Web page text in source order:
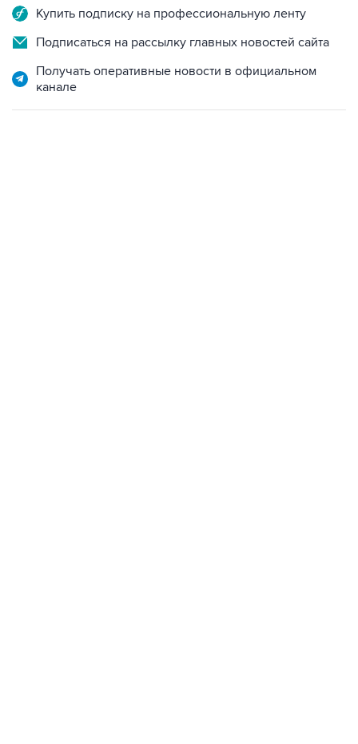
Купить подписку на профессиональную ленту
Подписаться на рассылку главных новостей сайта
Получать оперативные новости в официальном
канале